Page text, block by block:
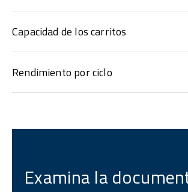
Capacidad de los carritos
Rendimiento por ciclo
Examina la